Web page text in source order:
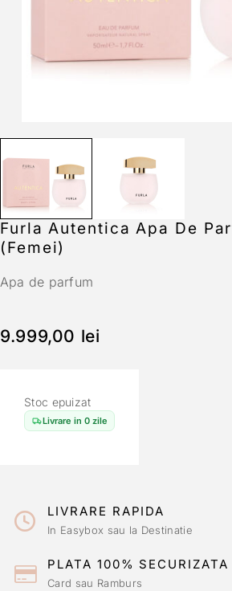
Furla Autentica Apa De
(Femei)
Apa de parfum
9.999,00 lei
Stoc epuizat
Livrare in 0 zile
LIVRARE RAPIDA
In Easybox sau la Destinatie
PLATA 100% SECURIZATA
Card sau Ramburs